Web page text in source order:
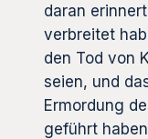
daran
verbreitet
den Tod von
seien, und
Ermordung
geführt